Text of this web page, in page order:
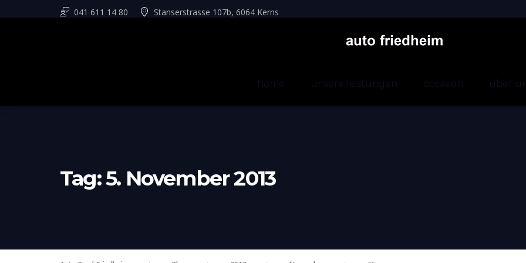
041 611 14 80 Stanserstrasse 107b, 6064 Kerns
home unsere leistungen occasion über
Tag:5. November 2013